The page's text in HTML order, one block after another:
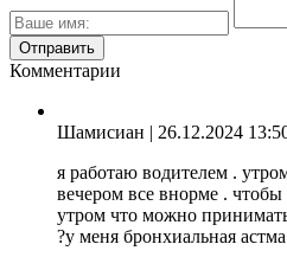
Комментарии
Шамисиан | 26.12.2024
я работаю водителем .
вечером все внорме .
утром что можно
?у меня бронхиальная